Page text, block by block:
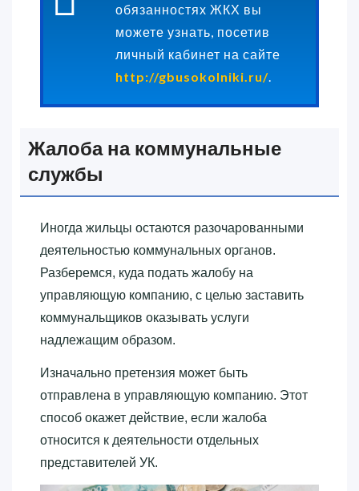
обязанностях ЖКХ вы
можете узнать, посетив
личный кабинет на сайте
http://gbusokolniki.ru/
Жалоба на коммунальные
службы
Иногда жильцы остаются разочарованными
деятельностью коммунальных органов.
Разберемся, куда подать жалобу на
управляющую компанию, с целью заставить
коммунальщиков оказывать услуги
надлежащим образом.
Изначально претензия может быть
отправлена в управляющую компанию. Этот
способ окажет действие, если жалоба
относится к деятельности отдельных
представителей УК.